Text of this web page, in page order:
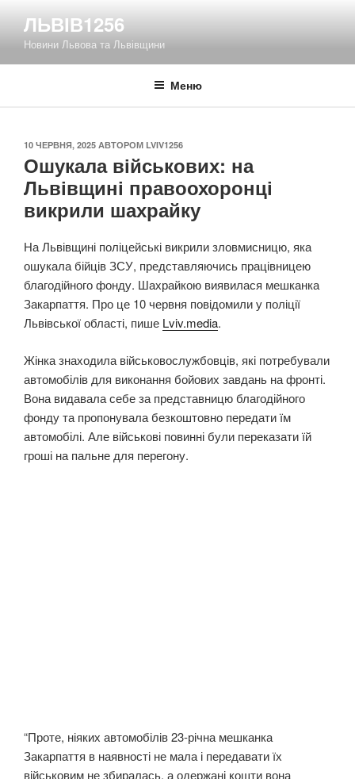
вмісту
ЛЬВІВ1256
Новини Львова та Львівщини
Меню
ОПУБЛІКОВАНО
10 ЧЕРВНЯ, 2025 АВТОРОМ LVIV1256
Ошукала військових: на
Львівщині правоохоронці
викрили шахрайку
На Львівщині поліцейські викрили зловмисницю, яка
ошукала бійців ЗСУ, представляючись працівницею
благодійного фонду. Шахрайкою виявилася мешканка
Закарпаття. Про це 10 червня повідомили у поліції
Львівської області, пише Lviv.media.
Жінка знаходила військовослужбовців, які потребували
автомобілів для виконання бойових завдань на фронті.
Вона видавала себе за представницю благодійного
фонду та пропонувала безкоштовно передати їм
автомобілі. Але військові повинні були переказати їй
гроші на пальне для перегону.
“Проте, ніяких автомобілів 23-річна мешканка
Закарпаття в наявності не мала і передавати їх
військовим не збиралась, а одержані кошти вона